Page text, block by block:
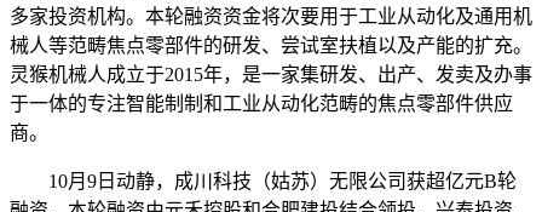
多家投资机构。本轮融资资金将次要用于工业从动化及通用机
械人等范畴焦点零部件的研发、尝试室扶植以及产能的扩充。
灵猴机械人成立于2015年，是一家集研发、出产、发卖及办事
于一体的专注智能制制和工业从动化范畴的焦点零部件供应
商。
10月9日动静，成川科技（姑苏）无限公司获超亿元B轮